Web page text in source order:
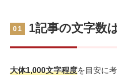
01 1記事の文字数
大体1,000文字程度を目安に